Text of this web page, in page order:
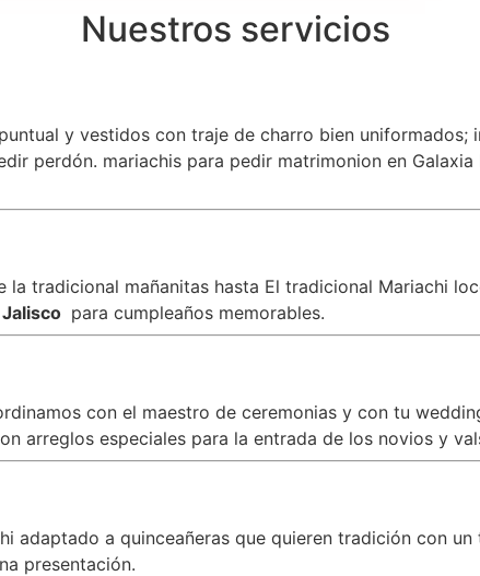
Nuestros servicios
y vestidos con traje de charro bien
perdón. mariachis para pedir matrimonion en
tradicional mañanitas hasta El tradicional Mariachi
para cumpleaños memorables.
con el maestro de ceremonias y con tu
arreglos especiales para la entrada de los novios y
adaptado a quinceañeras que quieren tradición con
presentación.